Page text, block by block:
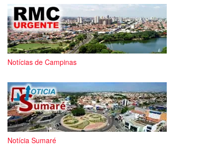
Notícias de Campinas
Notícia Sumaré